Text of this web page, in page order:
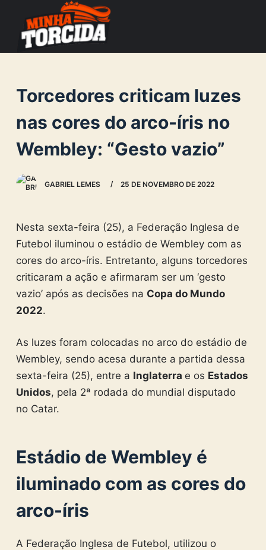
o
n
e
Torcedores criticam luzes
nas cores do arco-íris no
Wembley: “Gesto vazio”
GABRIEL LEMES 25 DE NOVEMBRO DE 2022
Nesta sexta-feira (25), a Federação Inglesa de
Futebol iluminou o estádio de Wembley com as
cores do arco-íris. Entretanto, alguns torcedores
criticaram a ação e afirmaram ser um ‘gesto
vazio’ após as decisões na Copa do Mundo
2022.
As luzes foram colocadas no arco do estádio de
Wembley, sendo acesa durante a partida dessa
sexta-feira (25), entre a Inglaterra e os Estados
Unidos, pela 2ª rodada do mundial disputado
no Catar.
Estádio de Wembley é
iluminado com as cores do
arco-íris
A Federação Inglesa de Futebol, utilizou o